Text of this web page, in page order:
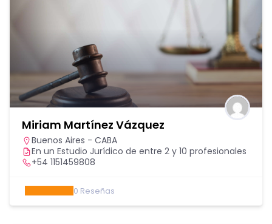
Miriam Martínez Vázquez
Buenos Aires - CABA
En un Estudio Jurídico de entre 2 y 10 profesionales
+54 1151459808
0 Reseñas